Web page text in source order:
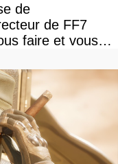
de
de FF7
faire et vous